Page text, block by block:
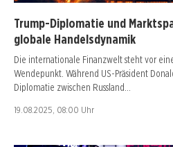
Trump-Diplomatie und
globale Handelsdynamik
Die internationale Finanzwelt steht vor
Wendepunkt. Während US-Präsident
Diplomatie zwischen Russland…
19.08.2025, 08:00 Uhr